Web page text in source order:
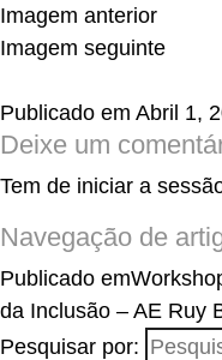
Imagem anterior
Imagem seguinte
Publicado em Abril 1,
Deixe um
Tem de iniciar a
Navegação de
Publicado em
da Inclusão – AE Ruy
Pesquisar por: